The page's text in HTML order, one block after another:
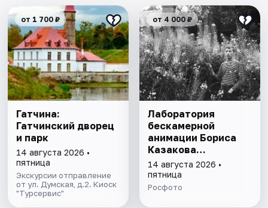
от 1 700 ₽
Гатчина:
Гатчинский дворец
и парк
14 августа 2026 •
пятница
Экскурсии отправление
от ул. Думская, д.2. Киоск
"Турсервис"
от 4 000 ₽
Лаборатория
бескамерной
анимации Бориса
Казакова
«Параллельные
истории»
14 августа 2026 •
пятница
Росфото